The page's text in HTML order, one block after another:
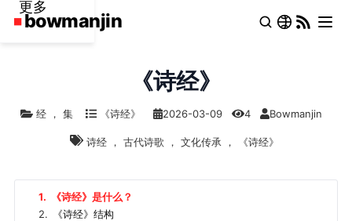
更多
《诗经》
经 ， 集
诗经 ， 古代诗歌 ， 文化传承 ， 《诗经》
《诗经》 2026-03-09 4 Bowmanjin
1.
《诗经》是什么？
2.
《诗经》结构